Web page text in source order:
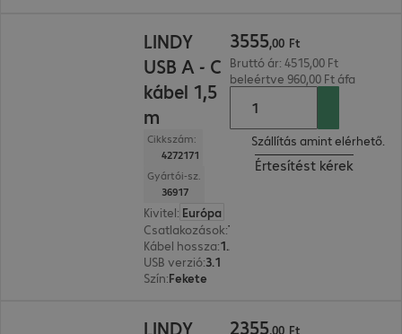
LINDY
USB A - C
kábel 1,5
m
Cikkszám:
4272171
Gyártói-sz.
36917
Kivitel: Európa
Csatlakozások:
Kábel hossza: 1,5 m
USB verzió:3.1
Szín:Fekete
3555,00 Ft
Bruttó ár: 4515,00 Ft
beleértve 960,00 Ft áfa
Szállítás amint elérhető.
Értesítést kérek
LINDY
2355,00 Ft